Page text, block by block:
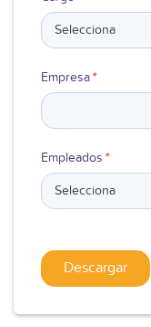
Empresa*
Empleados *